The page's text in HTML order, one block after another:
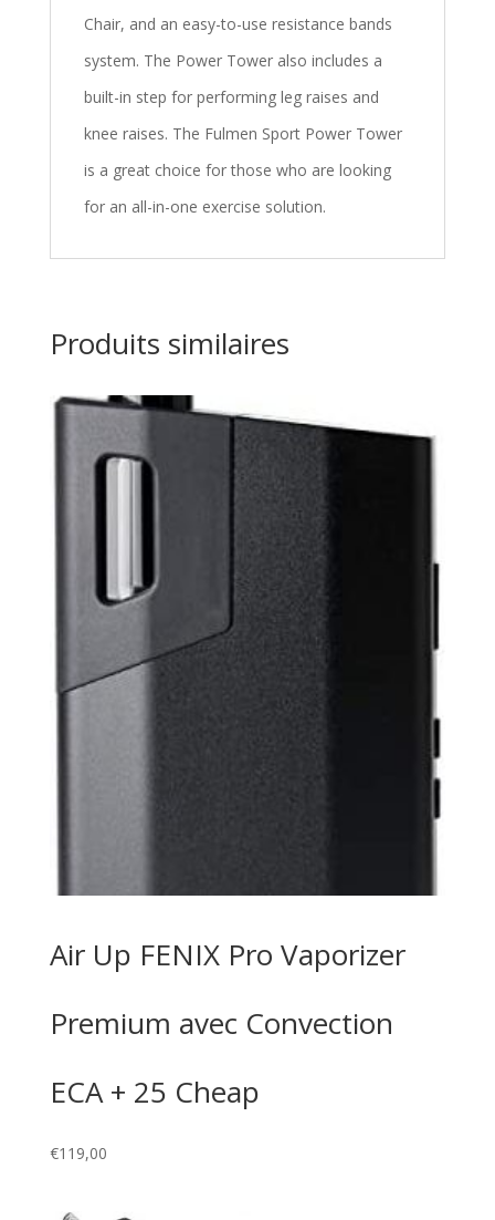
Chair, and an easy-to-use resistance bands
system. The Power Tower also includes a
built-in step for performing leg raises and
knee raises. The Fulmen Sport Power Tower
is a great choice for those who are looking
for an all-in-one exercise solution.
Produits similaires
Air Up FENIX Pro Vaporizer
Premium avec Convection
ECA + 25 Cheap
€119,00